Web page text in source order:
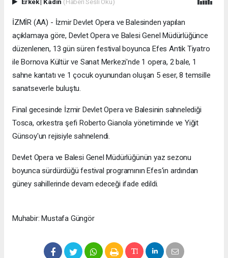
İZMİR (AA) - İzmir Devlet Opera ve Balesinden yapılan
açıklamaya göre, Devlet Opera ve Balesi Genel Müdürlüğünce
düzenlenen, 13 gün süren festival boyunca Efes Antik Tiyatro
ile Bornova Kültür ve Sanat Merkezi'nde 1 opera, 2 bale, 1
sahne kantatı ve 1 çocuk oyunundan oluşan 5 eser, 8 temsille
sanatseverle buluştu.
Final gecesinde İzmir Devlet Opera ve Balesinin sahnelediği
Tosca, orkestra şefi Roberto Gianola yönetiminde ve Yiğit
Günsoy'un rejisiyle sahnelendi.
Devlet Opera ve Balesi Genel Müdürlüğünün yaz sezonu
boyunca sürdürdüğü festival programının Efes'in ardından
güney sahillerinde devam edeceği ifade edildi.
Muhabir: Mustafa Güngör